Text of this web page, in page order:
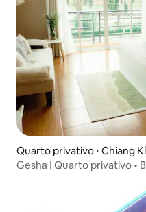
Quarto privativo ⋅ Chiang
Gesha | Quarto privativo •